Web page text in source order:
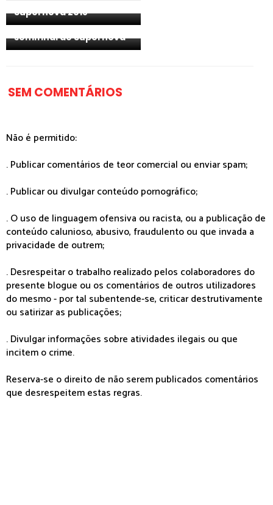
Supernova 2018
Letónia: conheça os
resultados da 3ª
semifinal do Supernova
SEM COMENTÁRIOS
Não é permitido:
. Publicar comentários de teor comercial ou enviar spam;
. Publicar ou divulgar conteúdo pornográfico;
. O uso de linguagem ofensiva ou racista, ou a publicação de
conteúdo calunioso, abusivo, fraudulento ou que invada a
privacidade de outrem;
. Desrespeitar o trabalho realizado pelos colaboradores do
presente blogue ou os comentários de outros utilizadores
do mesmo - por tal subentende-se, criticar destrutivamente
ou satirizar as publicações;
. Divulgar informações sobre atividades ilegais ou que
incitem o crime.
Reserva-se o direito de não serem publicados comentários
que desrespeitem estas regras.